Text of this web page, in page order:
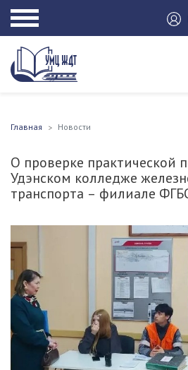
Главная Новости
О проверке практической
Удэнском колледже
транспорта – филиале